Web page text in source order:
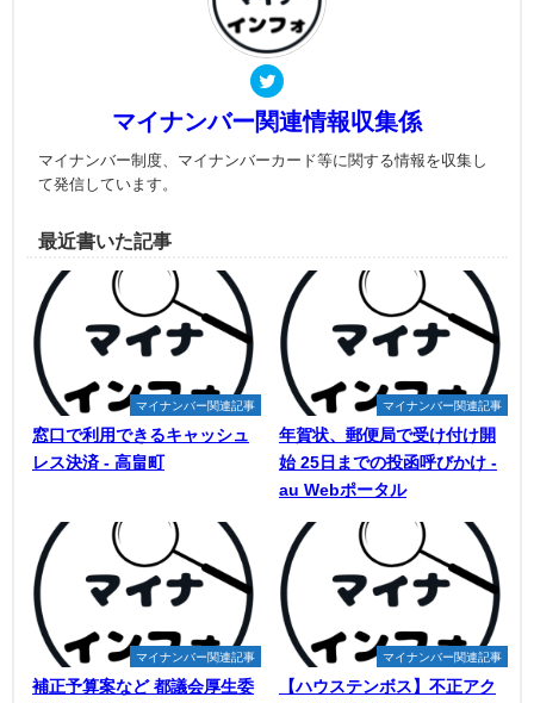
マイナンバー関連情報収集係
マイナンバー制度、マイナンバーカード等に関する情報を収集し
て発信しています。
最近書いた記事
マイナンバー関連記事
窓口で利用できるキャッシュ
レス決済 - 高畠町
マイナンバー関連記事
年賀状、郵便局で受け付け開
始 25日までの投函呼びかけ -
au Webポータル
マイナンバー関連記事
補正予算案など 都議会厚生委
マイナンバー関連記事
【ハウステンボス】不正アク